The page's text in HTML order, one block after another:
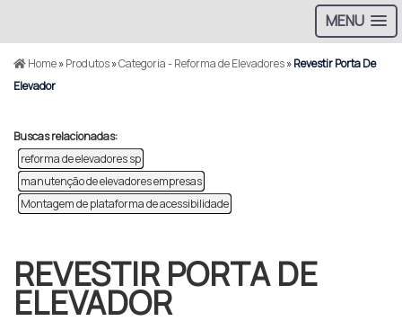
MENU
Home»Produtos»Categoria - Reforma de Elevadores»Revestir Porta De
Elevador
Buscas relacionadas:
reforma de elevadores sp
manutenção de elevadores empresas
Montagem de plataforma de acessibilidade
REVESTIR PORTA DE
ELEVADOR